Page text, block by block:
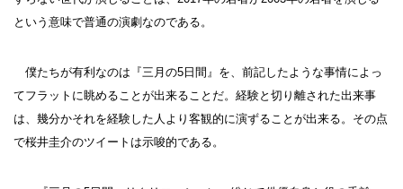
という意味で普通の演劇なのである。
僕たちが有利なのは『三月の5日間』を、前記したような事情によっ
てフラットに眺めることが出来ることだ。経験と切り離された出来事
は、幾分かそれを経験した人より客観的に演ずることが出来る。その点
で桜井圭介のツイートは示唆的である。